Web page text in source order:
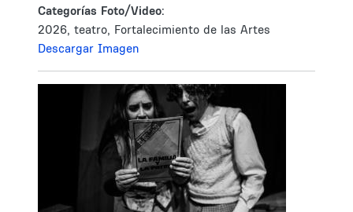
Categorías Foto/Video:
2026, teatro, Fortalecimiento de las Artes
Descargar Imagen